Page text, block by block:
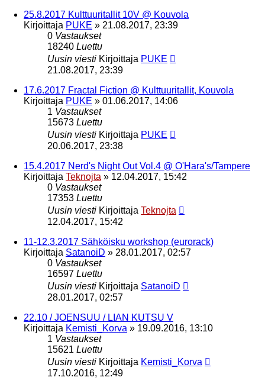
25.8.2017 Kulttuuritallit 10V @ Kouvola
Kirjoittaja PUKE » 21.08.2017, 23:39
0 Vastaukset
18240 Luettu
Uusin viesti Kirjoittaja PUKE
21.08.2017, 23:39
17.6.2017 Fractal Fiction @ Kulttuuritallit, Kouvola
Kirjoittaja PUKE » 01.06.2017, 14:06
1 Vastaukset
15673 Luettu
Uusin viesti Kirjoittaja PUKE
20.06.2017, 23:38
15.4.2017 Nerd's Night Out Vol.4 @ O'Hara's/Tampere
Kirjoittaja Teknojta » 12.04.2017, 15:42
0 Vastaukset
17353 Luettu
Uusin viesti Kirjoittaja Teknojta
12.04.2017, 15:42
11-12.3.2017 Sähköisku workshop (eurorack)
Kirjoittaja SatanoiD » 28.01.2017, 02:57
0 Vastaukset
16597 Luettu
Uusin viesti Kirjoittaja SatanoiD
28.01.2017, 02:57
22.10 / JOENSUU / LIAN KUTSU V
Kirjoittaja Kemisti_Korva » 19.09.2016, 13:10
1 Vastaukset
15621 Luettu
Uusin viesti Kirjoittaja Kemisti_Korva
17.10.2016, 12:49